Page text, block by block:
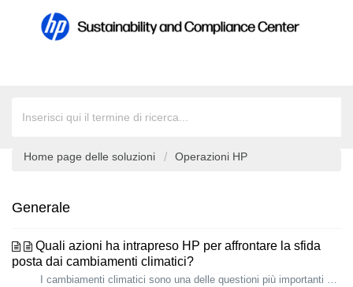
Home page delle soluzioni Operazioni HP
Generale
Quali azioni ha intrapreso HP per affrontare la sfida
posta dai cambiamenti climatici?
I cambiamenti climatici sono una delle questioni più importanti e urgenti che la società e le imprese di oggi devono affrontare. Il messaggio della scienza...